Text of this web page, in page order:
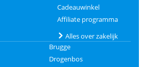
Cadeauwinkel
Affiliate programma
Alles over zakelijk
Brugge
Drogenbos